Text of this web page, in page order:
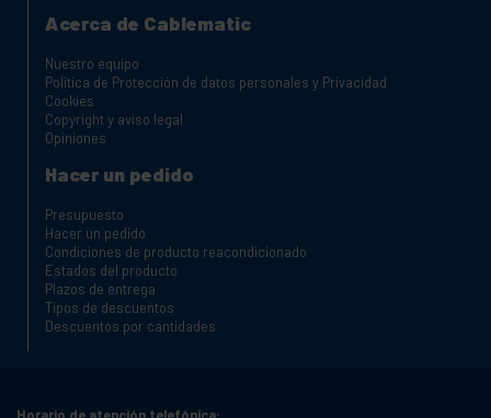
Acerca de Cablematic
Nuestro equipo
Política de Protección de datos personales y Privacidad
Cookies
Copyright y aviso legal
Opiniones
Hacer un pedido
Presupuesto
Hacer un pedido
Condiciones de producto reacondicionado
Estados del producto
Plazos de entrega
Tipos de descuentos
Descuentos por cantidades
Horario de atención telefónica: